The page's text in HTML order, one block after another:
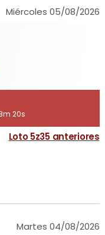
Miércoles 05/08/2026
20s
Loto 5z35 anteriores
Martes 04/08/2026